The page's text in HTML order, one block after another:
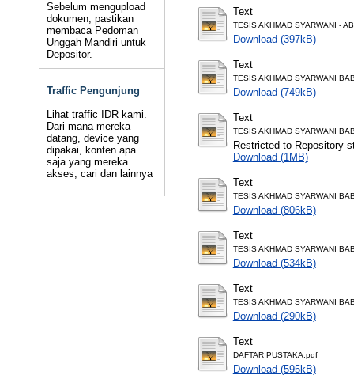
Sebelum mengupload
dokumen, pastikan
membaca Pedoman
Unggah Mandiri untuk
Depositor.
Traffic Pengunjung
Lihat traffic IDR kami.
Dari mana mereka
datang, device yang
dipakai, konten apa
saja yang mereka
akses, cari dan lainnya
Text
TESIS AKHMAD SYARWANI -
Download (397kB)
Text
TESIS AKHMAD SYARWANI
Download (749kB)
Text
TESIS AKHMAD SYARWANI
Restricted to Repository
Download (1MB)
Text
TESIS AKHMAD SYARWANI
Download (806kB)
Text
TESIS AKHMAD SYARWANI
Download (534kB)
Text
TESIS AKHMAD SYARWANI
Download (290kB)
Text
DAFTAR PUSTAKA.pdf
Download (595kB)